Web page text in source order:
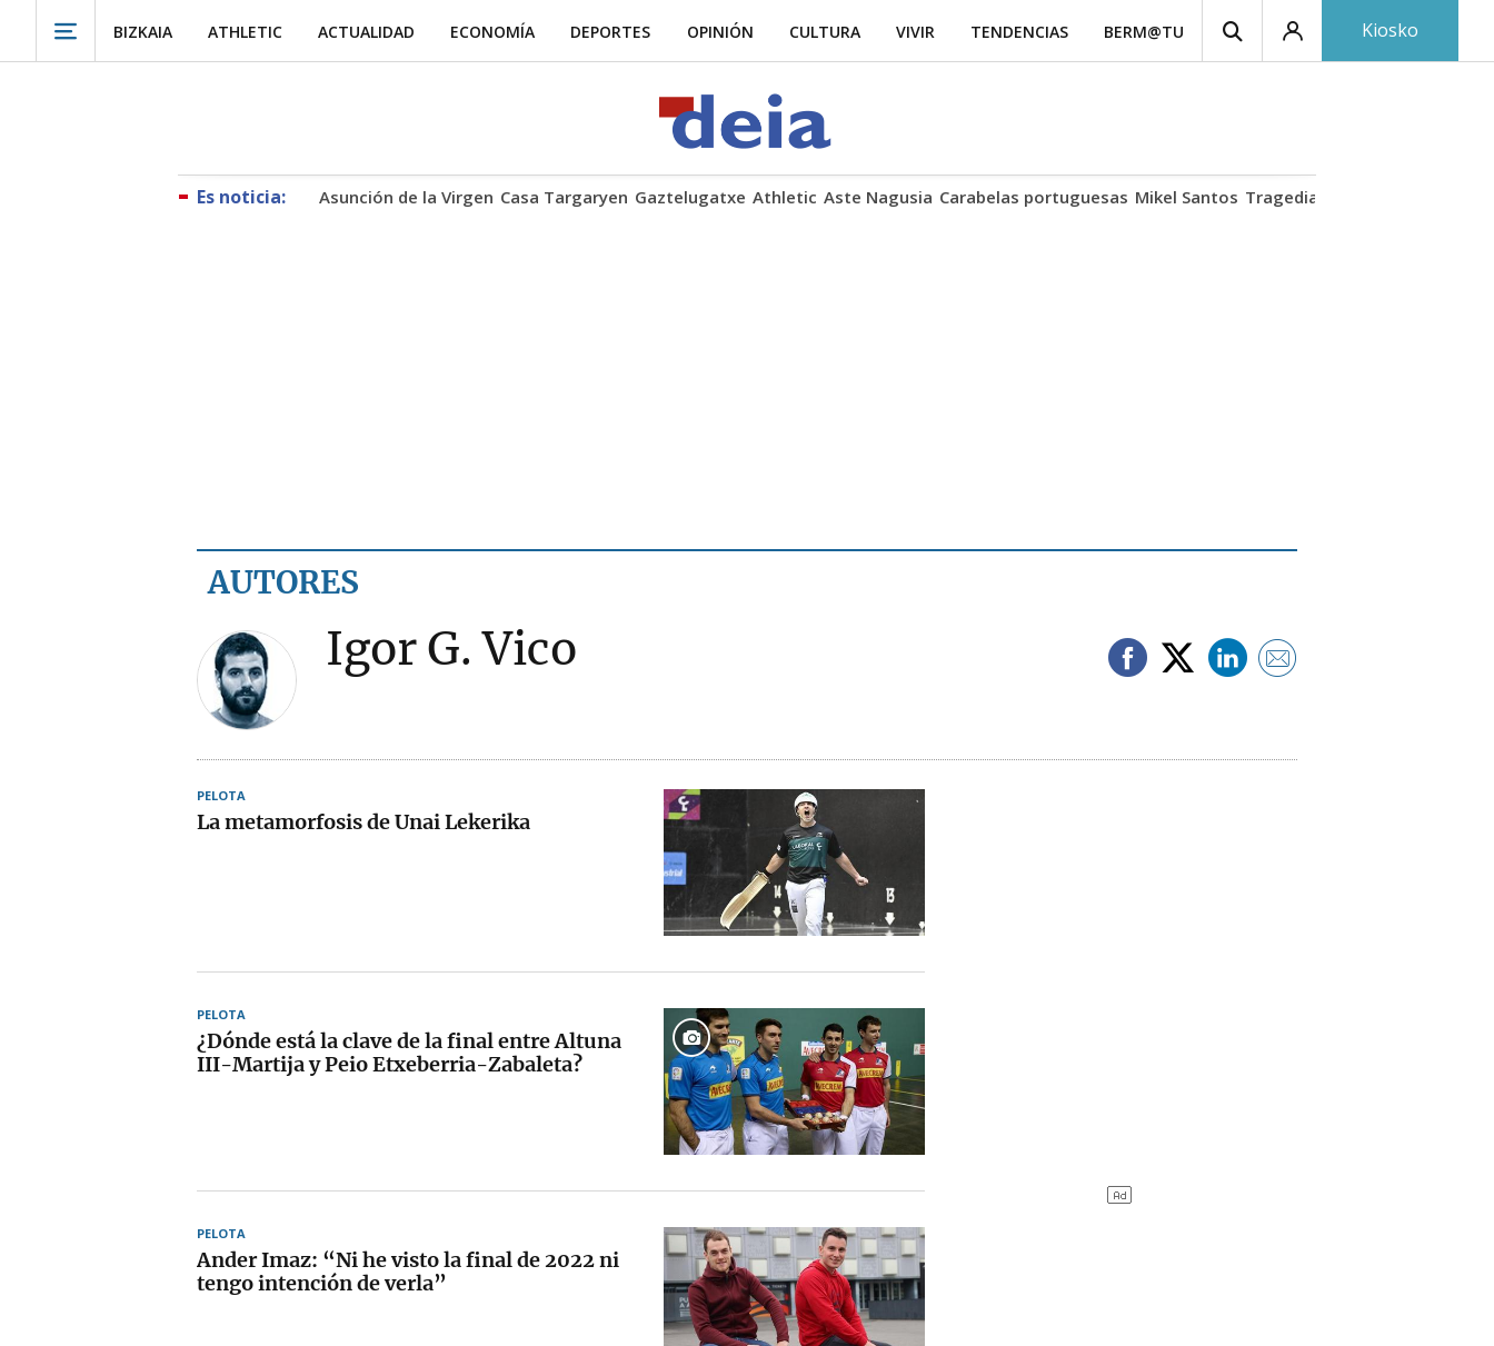
Asunción de la Virgen Casa Targaryen Gaztelugatxe Athletic Aste Nagusia Carabelas portuguesas Mikel Santos Tragedia Biescas
BIZKAIA ATHLETIC ACTUALIDAD ECONOMÍA DEPORTES OPINIÓN CULTURA VIVIR TENDENCIAS BERM@TU Kiosko
AUTORES
Igor G. Vico
PELOTA
La metamorfosis de Unai Lekerika
PELOTA
¿Dónde está la clave de la final entre Altuna
III-Martija y Peio Etxeberria-Zabaleta?
PELOTA
Ander Imaz: “Ni he visto la final de 2022 ni
tengo intención de verla”